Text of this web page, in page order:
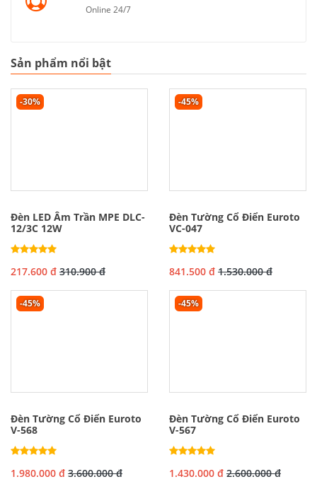
Online 24/7
Sản phẩm nổi bật
-30%
Đèn LED Âm Trần MPE DLC-
12/3C 12W
217.600 đ 310.900 đ
-45%
Đèn Tường Cổ Điển Euroto
VC-047
841.500 đ 1.530.000 đ
-45%
Đèn Tường Cổ Điển Euroto
V-568
1.980.000 đ 3.600.000 đ
-45%
Đèn Tường Cổ Điển Euroto
V-567
1.430.000 đ 2.600.000 đ